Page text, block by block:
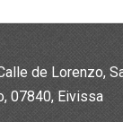
de Lorenzo,
07840, Eivissa